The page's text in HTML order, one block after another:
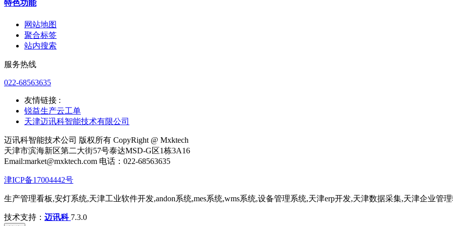
特色功能
网站地图
聚合标签
站内搜索
服务热线
022-68563635
友情链接 :
锐益生产云工单
天津迈讯科智能技术有限公司
迈讯科智能技术公司 版权所有 CopyRight @ Mxktech
天津市滨海新区第二大街57号泰达MSD-G区1栋3A16
Email:market@mxktech.com 电话：022-68563635
津ICP备17004442号
生产管理看板,安灯系统,天津工业软件开发,andon系统,mes系统,wms系统,设备管理系统,天津erp开发,天津数据采集,天津企业管
技术支持： 迈讯科 7.3.0